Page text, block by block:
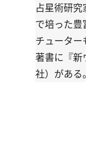
占星術研
で培った
チューター
著書に『新
社）がある。